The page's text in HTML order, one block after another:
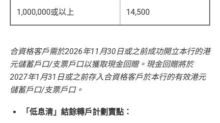
1,000,000或以上 14,500
合資格客戶需於2026年11月30日或之前成功開立本行的港
元儲蓄戶口/支票戶口以獲取現金回贈。現金回贈將於
2027年1月31日或之前存入合資格客戶於本行的有效港元
儲蓄戶口/支票戶口。
「低息清」結餘轉戶計劃賣點：